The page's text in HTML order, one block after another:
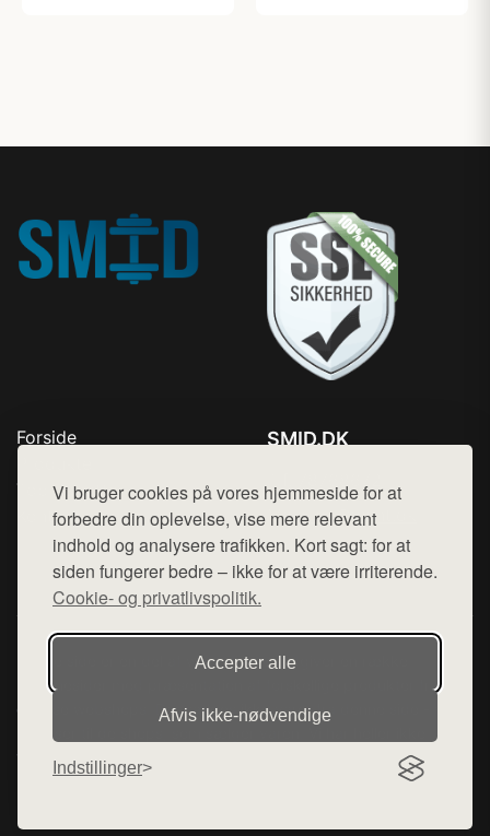
Vi bruger cookies på vores hjemmeside for at
forbedre din oplevelse, vise mere relevant
indhold og analysere trafikken. Kort sagt: for at
siden fungerer bedre – ikke for at være irriterende.
Cookie- og privatlivspolitik.
Accepter alle
Afvis ikke‑nødvendige
Indstillinger
Forside
Top Rabatter
Kontakt
SMID.DK
Mail: hej@want.dk
Cookie- og privatlivspolitik
Denne side er en del af want.dk, der udgiver en række
hjemmesider med præsentation af forskellige produkter fra
diverse webshops. Der sælges ikke varer fra denne side - vi
varerne på lager.